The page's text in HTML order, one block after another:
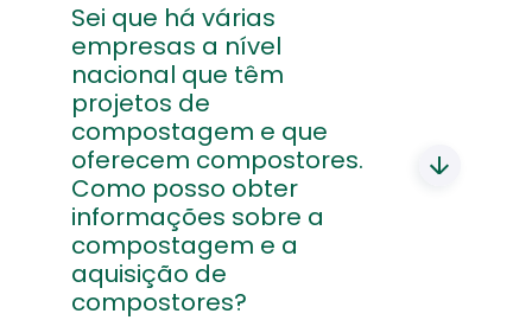
EGF, no separadorContactos
>Empresas. Depois deve selecionar a
empresa da sua área de residência e
consultar os horários disponíveis de cada
instalação. Se não souber qual é a
empresa que recebe e valoriza os
resíduos na sua região, siga este
linkwww.egf.pt/pt/contactos/empresas/
Sei que há várias
empresas a nível
nacional que têm
projetos de
compostagem e que
oferecem compostores.
Como posso obter
informações sobre a
compostagem e a
aquisição de
compostores?